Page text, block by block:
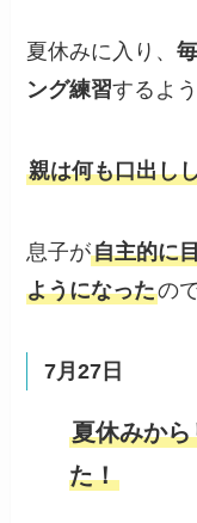
夏休みに入り、
ング練習するよ
親は何も口出し
息子が自主的に
ようになったの
7月27日
夏休みか
た！